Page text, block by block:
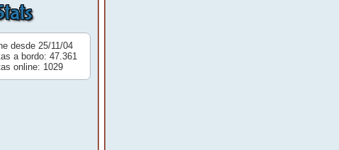
desde 25/11/04
a bordo: 47.361
online: 1029